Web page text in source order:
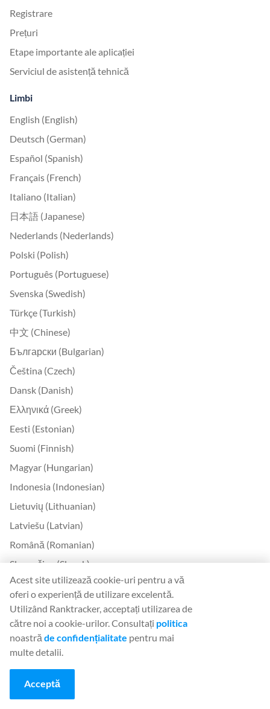
Registrare
Prețuri
Etape importante ale aplicației
Serviciul de asistență tehnică
Limbi
English (English)
Deutsch (German)
Español (Spanish)
Français (French)
Italiano (Italian)
日本語 (Japanese)
Nederlands (Nederlands)
Polski (Polish)
Português (Portuguese)
Svenska (Swedish)
Türkçe (Turkish)
中文 (Chinese)
Български (Bulgarian)
Čeština (Czech)
Dansk (Danish)
Ελληνικά (Greek)
Eesti (Estonian)
Suomi (Finnish)
Magyar (Hungarian)
Indonesia (Indonesian)
Lietuvių (Lithuanian)
Latviešu (Latvian)
Română (Romanian)
Slovenčina (Slovak)
Slovenščina (Slovenian)
Українська (Ukrainian)
한국어 (Korean)
Bokmål (Norwegian)
Contactați-ne
Acest site utilizează cookie-uri pentru a vă
oferi o experiență de utilizare excelentă.
Utilizând Ranktracker, acceptați utilizarea de
către noi a cookie-urilor. Consultați politica
noastră de confidențialitate pentru mai
multe detalii.
Acceptă